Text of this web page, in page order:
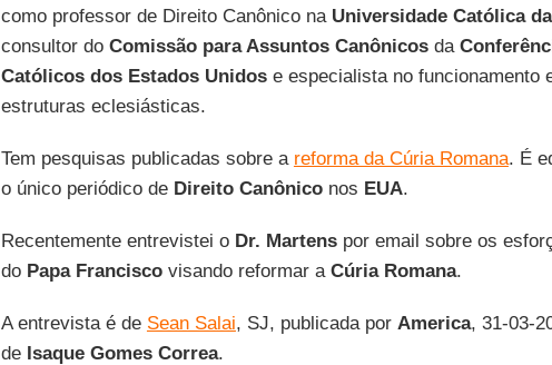
como professor de Direito Canônico na Universidade Católica
consultor do Comissão para Assuntos Canônicosda
Católicos dos Estados Unidose especialista no funcionamento
estruturas eclesiásticas.
Tem pesquisas publicadas sobre a reforma da Cúria Romana. É
o único periódico de Direito Canôniconos EUA.
Recentemente entrevistei o Dr. Martenspor email sobre os
do Papa Franciscovisando reformar a Cúria Romana.
A entrevista é de Sean Salai, SJ, publicada por America, 31-03-
de Isaque Gomes Correa.